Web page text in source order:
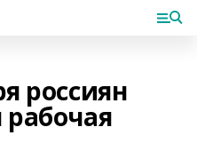
россиян